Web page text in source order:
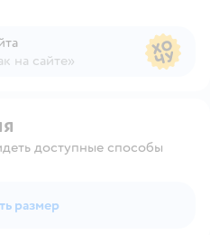
на сайте»
доступные способы
размер